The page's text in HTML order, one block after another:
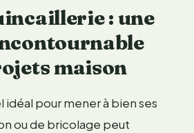
: une
maison
idéal pour mener à bien ses
ou de bricolage peut